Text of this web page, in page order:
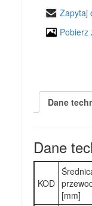
Zapytaj
Pobierz
Dane
Dane
KOD
[mm]